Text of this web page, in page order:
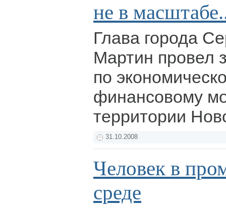
не в
Глава города
Мартин провел
по
финансовому
территории
31.10.2008
Человек в
среде